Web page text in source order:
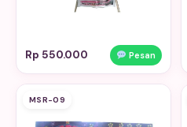
Rp 550.000 Pesan
MSR-09